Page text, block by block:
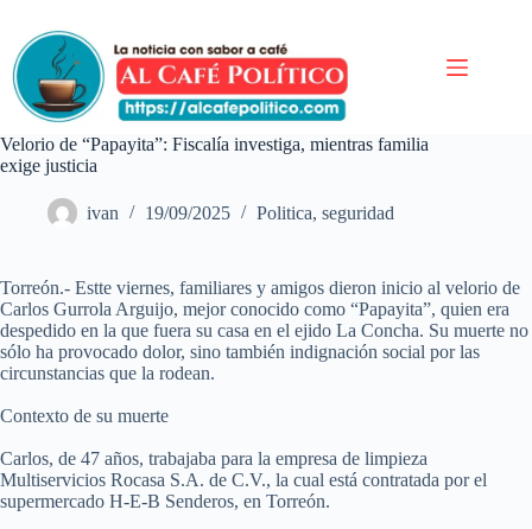
contenido
Velorio de “Papayita”: Fiscalía investiga, mientras familia
exige justicia
ivan 19/09/2025 Politica, seguridad
Torreón.- Estte viernes, familiares y amigos dieron inicio al velorio de
Carlos Gurrola Arguijo, mejor conocido como “Papayita”, quien era
despedido en la que fuera su casa en el ejido La Concha. Su muerte no
sólo ha provocado dolor, sino también indignación social por las
circunstancias que la rodean.
Contexto de su muerte
Carlos, de 47 años, trabajaba para la empresa de limpieza
Multiservicios Rocasa S.A. de C.V., la cual está contratada por el
supermercado H-E-B Senderos, en Torreón.